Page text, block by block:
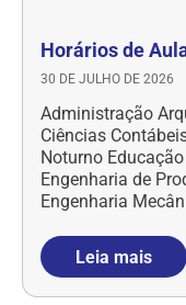
Horários de
30 DE JULHO DE 2026
Administração
Ciências
Noturno
Engenharia de
Engenharia
Leia mais